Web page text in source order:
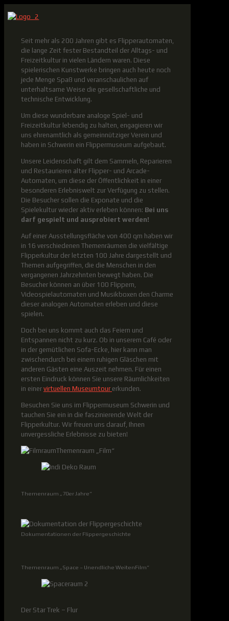
Seit mehr als 200 Jahren gibt es Flipperautomaten,
die lange Zeit fester Bestandteil der Alltags- und
Freizeitkultur in vielen Ländern waren. Diese
spielerischen Kunstwerke bringen auch heute noch
jede Menge Spaß und veranschaulichen auf
unterhaltsame Weise die gesellschaftliche und
technische Entwicklung.
Um diese wunderbare analoge Spiel- und
Freizeitkultur lebendig zu halten, engagieren wir
uns ehrenamtlich als gemeinnütziger Verein und
haben in Schwerin ein Flippermuseum aufgebaut.
Unsere Leidenschaft gilt dem Sammeln, Reparieren
und Restaurieren alter Flipper- und Arcade-
Automaten, um diese der Öffentlichkeit in einer
besonderen Erlebniswelt zur Verfügung zu stellen.
Die Besucher sollen die Exponate und die
Spielekultur wieder aktiv erleben können: Bei uns
darf gespielt und ausprobiert werden!
Auf einer Ausstellungsfläche von 400 qm haben wir
in 16 verschiedenen Themenräumen die vielfältige
Flipperkultur der letzten 100 Jahre dargestellt und
Themen aufgegriffen, die die Menschen in den
vergangenen Jahrzehnten bewegt haben. Die
Besucher können an über 100 Flippern,
Videospielautomaten und Musikboxen den Charme
dieser analogen Automaten erleben und diese
spielen.
Doch bei uns kommt auch das Feiern und
Entspannen nicht zu kurz. Ob in unserem Café oder
in der gemütlichen Sofa-Ecke, hier kann man
zwischendurch bei einem ruhigen Gläschen mit
anderen Gästen eine Auszeit nehmen. Für einen
ersten Eindruck können Sie unsere Räumlichkeiten
in einer virtuellen Museumtour erkunden.
Besuchen Sie uns im Flippermuseum Schwerin und
tauchen Sie ein in die faszinierende Welt der
Flipperkultur. Wir freuen uns darauf, Ihnen
unvergessliche Erlebnisse zu bieten!
Themenraum „Film“
Themenraum „70er Jahre“
Dokumentationen der Flippergeschichte
Themenraum „Space – Unendliche WeitenFilm“
Der Star Trek – Flur